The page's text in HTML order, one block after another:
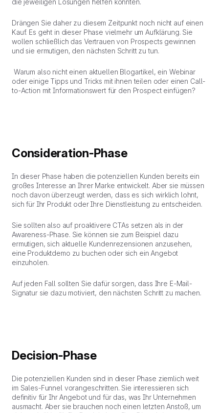
die jeweiligen Lösungen helfen könnten.
Drängen Sie daher zu diesem Zeitpunkt noch nicht auf einen
Kauf. Es geht in dieser Phase vielmehr um Aufklärung. Sie
wollen schließlich das Vertrauen von Prospects gewinnen
und sie ermutigen, den nächsten Schritt zu tun.
Warum also nicht einen aktuellen Blogartikel, ein Webinar
oder einige Tipps und Tricks mit ihnen teilen oder einen Call-
to-Action mit Informationswert für den Prospect einfügen?
Consideration-Phase
In dieser Phase haben die potenziellen Kunden bereits ein
großes Interesse an Ihrer Marke entwickelt. Aber sie müssen
noch davon überzeugt werden, dass es sich wirklich lohnt,
sich für Ihr Produkt oder Ihre Dienstleistung zu entscheiden.
Sie sollten also auf proaktivere CTAs setzen als in der
Awareness-Phase. Sie können sie zum Beispiel dazu
ermutigen, sich aktuelle Kundenrezensionen anzusehen,
eine Produktdemo zu buchen oder sich ein Angebot
einzuholen.
Auf jeden Fall sollten Sie dafür sorgen, dass Ihre E-Mail-
Signatur sie dazu motiviert, den nächsten Schritt zu machen.
Decision-Phase
Die potenziellen Kunden sind in dieser Phase ziemlich weit
im Sales-Funnel vorangeschritten. Sie interessieren sich
definitiv für Ihr Angebot und für das, was Ihr Unternehmen
ausmacht. Aber sie brauchen noch einen letzten Anstoß, um